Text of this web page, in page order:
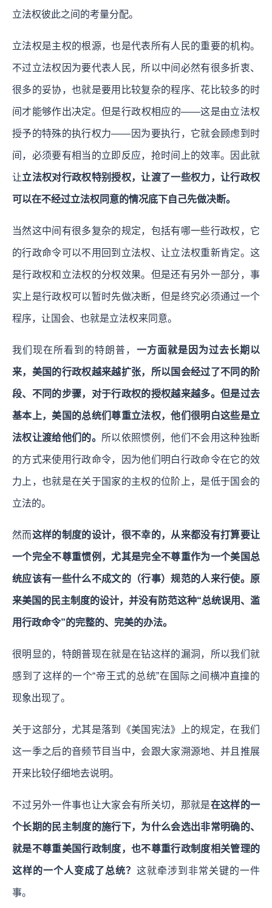
立法权彼此之间的考量分配。
立法权是主权的根源，也是代表所有人民的重要的机构。
不过立法权因为要代表人民，所以中间必然有很多折衷、
很多的妥协，也就是要用比较复杂的程序、花比较多的时
间才能够作出决定。但是行政权相应的——这是由立法权
授予的特殊的执行权力——因为要执行，它就会顾虑到时
间，必须要有相当的立即反应，抢时间上的效率。因此就
让立法权对行政权特别授权，让渡了一些权力，让行政权
可以在不经过立法权同意的情况底下自己先做决断。
当然这中间有很多复杂的规定，包括有哪一些行政权，它
的行政命令可以不用回到立法权、让立法权重新肯定。这
是行政权和立法权的分权效果。但是还有另外一部分，事
实上是行政权可以暂时先做决断，但是终究必须通过一个
程序，让国会、也就是立法权来同意。
我们现在所看到的特朗普， 一方面就是因为过去长期以
来，美国的行政权越来越扩张，所以国会经过了不同的阶
段、不同的步骤，对于行政权的授权越来越多。但是过去
基本上，美国的总统们尊重立法权，他们很明白这些是立
法权让渡给他们的。 所以依照惯例，他们不会用这种独断
的方式来使用行政命令，因为他们明白行政命令在它的效
力上，也就是在关于国家的主权的位阶上，是低于国会的
立法的。
然而这样的制度的设计，很不幸的，从来都没有打算要让
一个完全不尊重惯例，尤其是完全不尊重作为一个美国总
统应该有一些什么不成文的（行事）规范的人来行使。原
来美国的民主制度的设计，并没有防范这种“总统误用、滥
用行政命令”的完整的、完美的办法。
很明显的，特朗普现在就是在钻这样的漏洞，所以我们就
感到了这样的一个“帝王式的总统”在国际之间横冲直撞的
现象出现了。
关于这部分，尤其是落到《美国宪法》上的规定，在我们
这一季之后的音频节目当中，会跟大家溯源地、并且推展
开来比较仔细地去说明。
不过另外一件事也让大家会有所关切，那就是在这样的一
个长期的民主制度的施行下，为什么会选出非常明确的、
就是不尊重美国行政制度，也不尊重行政制度相关管理的
这样的一个人变成了总统？ 这就牵涉到非常关键的一件
事。